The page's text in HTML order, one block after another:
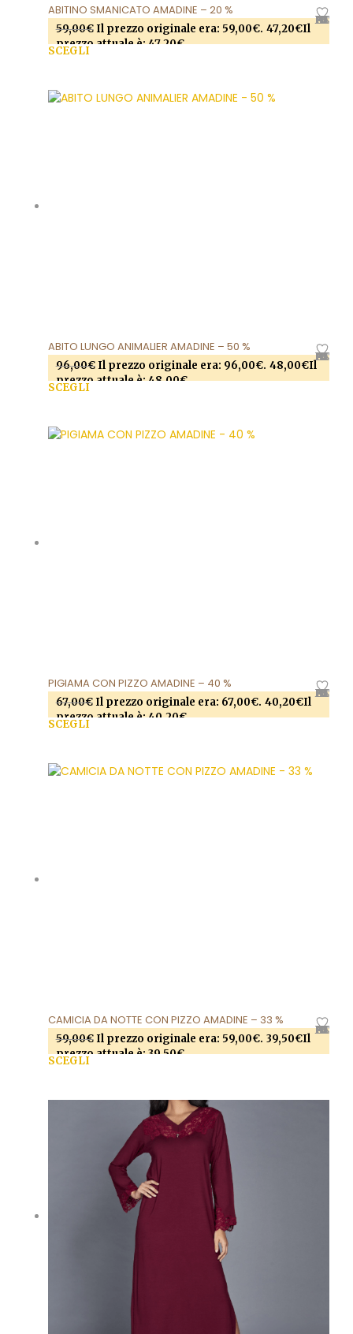
AGGIUNGI ALLA LISTA DEI DESIDERI
ABITINO SMANICATO AMADINE – 20 %
59,00€ Il prezzo originale era: 59,00€. 47,20€Il
prezzo attuale è: 47,20€.
SCEGLI
possono essere scelte nella pagina del prodotto
AGGIUNGI ALLA LISTA DEI DESIDERI
ABITO LUNGO ANIMALIER AMADINE – 50 %
96,00€ Il prezzo originale era: 96,00€. 48,00€Il
prezzo attuale è: 48,00€.
SCEGLI
possono essere scelte nella pagina del prodotto
AGGIUNGI ALLA LISTA DEI DESIDERI
PIGIAMA CON PIZZO AMADINE – 40 %
67,00€ Il prezzo originale era: 67,00€. 40,20€Il
prezzo attuale è: 40,20€.
SCEGLI
possono essere scelte nella pagina del prodotto
AGGIUNGI ALLA LISTA DEI DESIDERI
CAMICIA DA NOTTE CON PIZZO AMADINE – 33 %
59,00€ Il prezzo originale era: 59,00€. 39,50€Il
prezzo attuale è: 39,50€.
SCEGLI
possono essere scelte nella pagina del prodotto